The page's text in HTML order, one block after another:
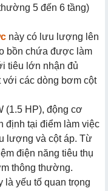
5 đến 6 tầng)
này có lưu lượng lên
bồn chứa được làm
tiêu lớn nhận đủ
các dòng bơm cột
(1.5 HP), động cơ
định tại điểm làm việc
lượng và cột áp. Từ
điện năng tiêu thụ
thông thường.
yếu tố quan trọng